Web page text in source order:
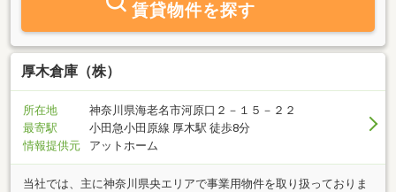
賃貸物件を探す
厚木倉庫（株）
所在地
神奈川県海老名市河原口２－１５－２２
最寄駅
小田急小田原線 厚木駅 徒歩8分
情報提供元
アットホーム
当社では、主に神奈川県央エリアで事業用物件を取り扱っておりま